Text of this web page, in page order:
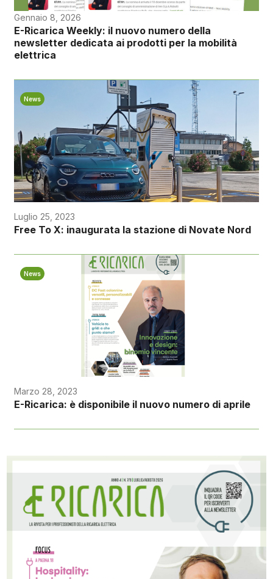
Gennaio 8, 2026
E-Ricarica Weekly: il nuovo numero della
newsletter dedicata ai prodotti per la mobilità
elettrica
News
Luglio 25, 2023
Free To X: inaugurata la stazione di Novate Nord
News
Marzo 28, 2023
E-Ricarica: è disponibile il nuovo numero di aprile